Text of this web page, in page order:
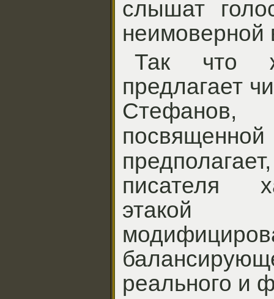
слышат
неимоверной
Так что
предлагает
писателя
этакой
реального и